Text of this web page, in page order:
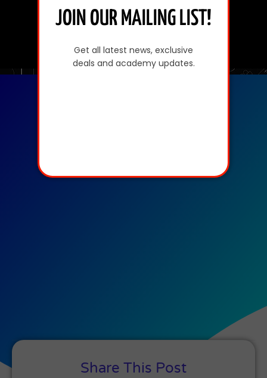
Share This Post
JOIN OUR MAILING LIST!
Get all latest news, exclusive
deals and academy updates.